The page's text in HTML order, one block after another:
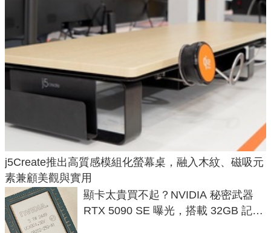
j5Create推出高質感模組化螢幕桌，融入木紋、磁吸元
素兼顧美觀與實用
顯卡太貴買不起？NVIDIA 秘密武器
RTX 5090 SE 曝光，搭載 32GB 記憶